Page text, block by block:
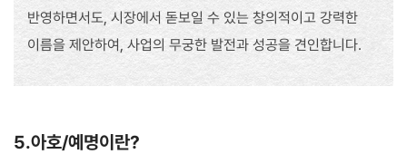
반영하면서도, 시장에서 돋보일 수 있는 창의적이고 강력한
이름을 제안하여, 사업의 무궁한 발전과 성공을 견인합니다.
5.아호/예명이란?